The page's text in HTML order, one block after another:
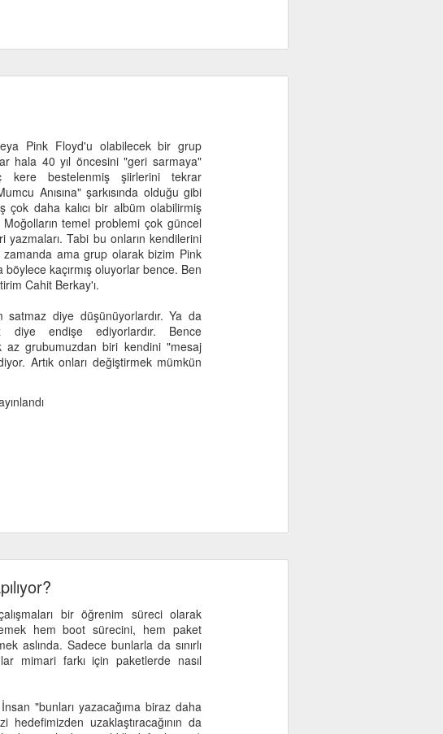
Pink Floyd'u olabilecek bir grup
hala 40 yıl öncesini "geri sarmaya"
kere bestelenmiş şiirlerini tekrar
Anısına" şarkısında olduğu gibi
çok daha kalıcı bir albüm olabilirmiş
temel problemi çok güncel
yazmaları. Tabi bu onların kendilerini
zamanda ama grup olarak bizim Pink
böylece kaçırmış oluyorlar bence. Ben
Cahit Berkay'ı.
diye düşünüyorlardır. Ya da
diye endişe ediyorlardır. Bence
az grubumuzdan biri kendini "mesaj
Artık onları değiştirmek mümkün
bir öğrenim süreci olarak
hem boot sürecini, hem paket
aslında. Sadece bunlarla da sınırlı
mimari farkı için paketlerde nasıl
"bunları yazacağıma biraz daha
uzaklaştıracağının da